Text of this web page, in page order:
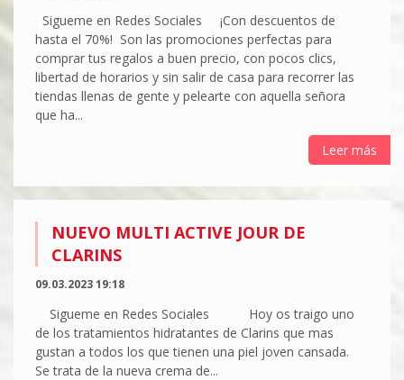
Sigueme en Redes Sociales ¡Con descuentos de
hasta el 70%! Son las promociones perfectas para
comprar tus regalos a buen precio, con pocos clics,
libertad de horarios y sin salir de casa para recorrer las
tiendas llenas de gente y pelearte con aquella señora
que ha...
Leer más
NUEVO MULTI ACTIVE JOUR DE
CLARINS
09.03.2023 19:18
Sigueme en Redes Sociales Hoy os traigo uno
de los tratamientos hidratantes de Clarins que mas
gustan a todos los que tienen una piel joven cansada.
Se trata de la nueva crema de...